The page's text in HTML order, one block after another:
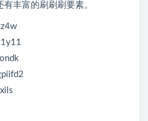
丰富的刷刷刷要素。